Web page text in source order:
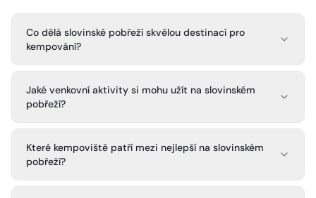
Co dělá slovinské pobřeží skvělou destinací pro
kempování?
Jaké venkovní aktivity si mohu užít na slovinském
pobřeží?
Které kempoviště patří mezi nejlepší na slovinském
pobřeží?